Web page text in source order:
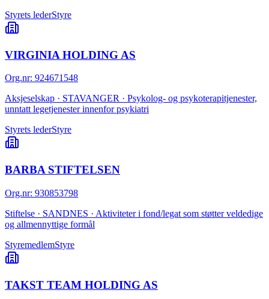
Styrets lederStyre
VIRGINIA HOLDING AS
Org.nr: 924671548
Aksjeselskap · STAVANGER · Psykolog- og psykoterapitjenester,
unntatt legetjenester innenfor psykiatri
Styrets lederStyre
BARBA STIFTELSEN
Org.nr: 930853798
Stiftelse · SANDNES · Aktiviteter i fond/legat som støtter veldedige
og allmennyttige formål
StyremedlemStyre
TAKST TEAM HOLDING AS